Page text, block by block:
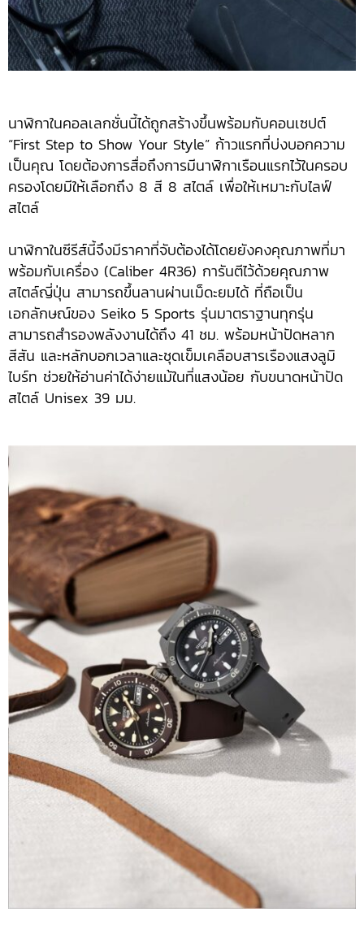
นาฬิกาในคอลเลกชั่นนี้ได้ถูกสร้างขึ้นพร้อมกับคอนเซปต์
“First Step to Show Your Style” ก้าวแรกที่บ่งบอกความ
เป็นคุณ โดยต้องการสื่อถึงการมีนาฬิกาเรือนแรกไว้ในครอบ
ครอง​โดยมีให้เลือกถึง​ 8 สี​ 8 สไตล์ เพื่อให้เหมาะกับไลฟ์
สไตล์​
นาฬิกาในซีรีส์นี้จึงมีราคาที่จับต้องได้โดยยังคงคุณภาพที่มา
พร้อมกับเครื่อง (Caliber 4R36) ​การันตีไว้ด้วยคุณภาพ
สไตล์ญี่ปุ่น สามารถขึ้นลานผ่านเม็ดะยมได้ ที่ถือเป็น
เอกลักษณ์ของ Seiko 5 Sports รุ่นมาตราฐานทุกรุ่น
สามารถสำรองพลังงานได้ถึง 41 ชม. พร้อมหน้าปัดหลาก
สีสัน และหลักบอกเวลาและชุดเข็มเคลือบสารเรืองแสงลูมิ
ไบร์ท ช่วยให้อ่านค่าได้ง่ายแม้ในที่แสงน้อย กับขนาดหน้าปัด
สไตล์ Unisex 39 มม.